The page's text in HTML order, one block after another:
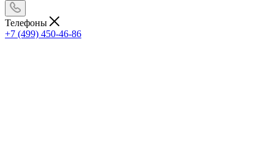
Телефоны
+7 (499) 450-46-86